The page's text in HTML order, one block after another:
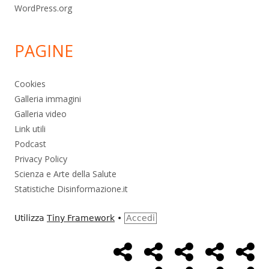
WordPress.org
PAGINE
Cookies
Galleria immagini
Galleria video
Link utili
Podcast
Privacy Policy
Scienza e Arte della Salute
Statistiche Disinformazione.it
Utilizza Tiny Framework • Accedi
MenùHome
Page
Alimentazione
AmbienteBambini